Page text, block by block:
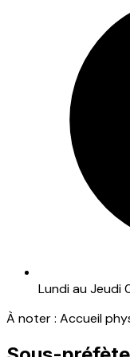
Lundi au Jeudi
À noter : Accueil